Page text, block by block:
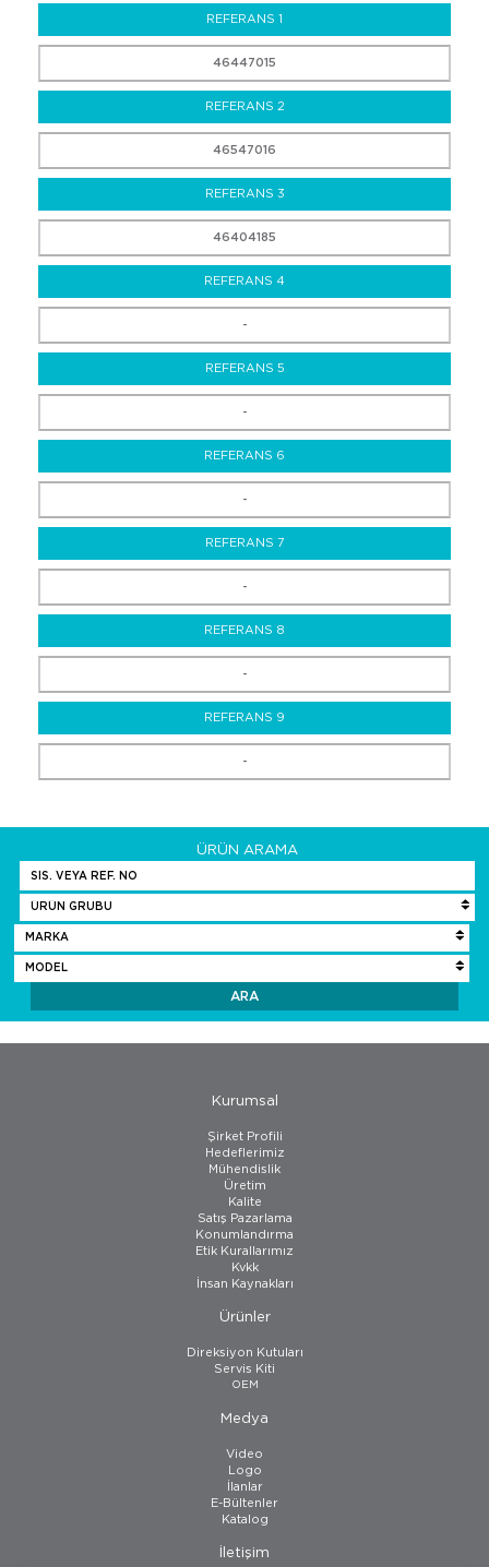
REFERANS 1
46447015
REFERANS 2
46547016
REFERANS 3
46404185
REFERANS 4
-
REFERANS 5
-
REFERANS 6
-
REFERANS 7
-
REFERANS 8
-
REFERANS 9
-
ÜRÜN ARAMA
Kurumsal
Şirket Profili
Hedeflerimiz
Mühendislik
Üretim
Kalite
Satış Pazarlama
Konumlandırma
Etik Kurallarımız
Kvkk
İnsan Kaynakları
Ürünler
Direksiyon Kutuları
Servis Kiti
OEM
Medya
Video
Logo
İlanlar
E-Bültenler
Katalog
İletişim